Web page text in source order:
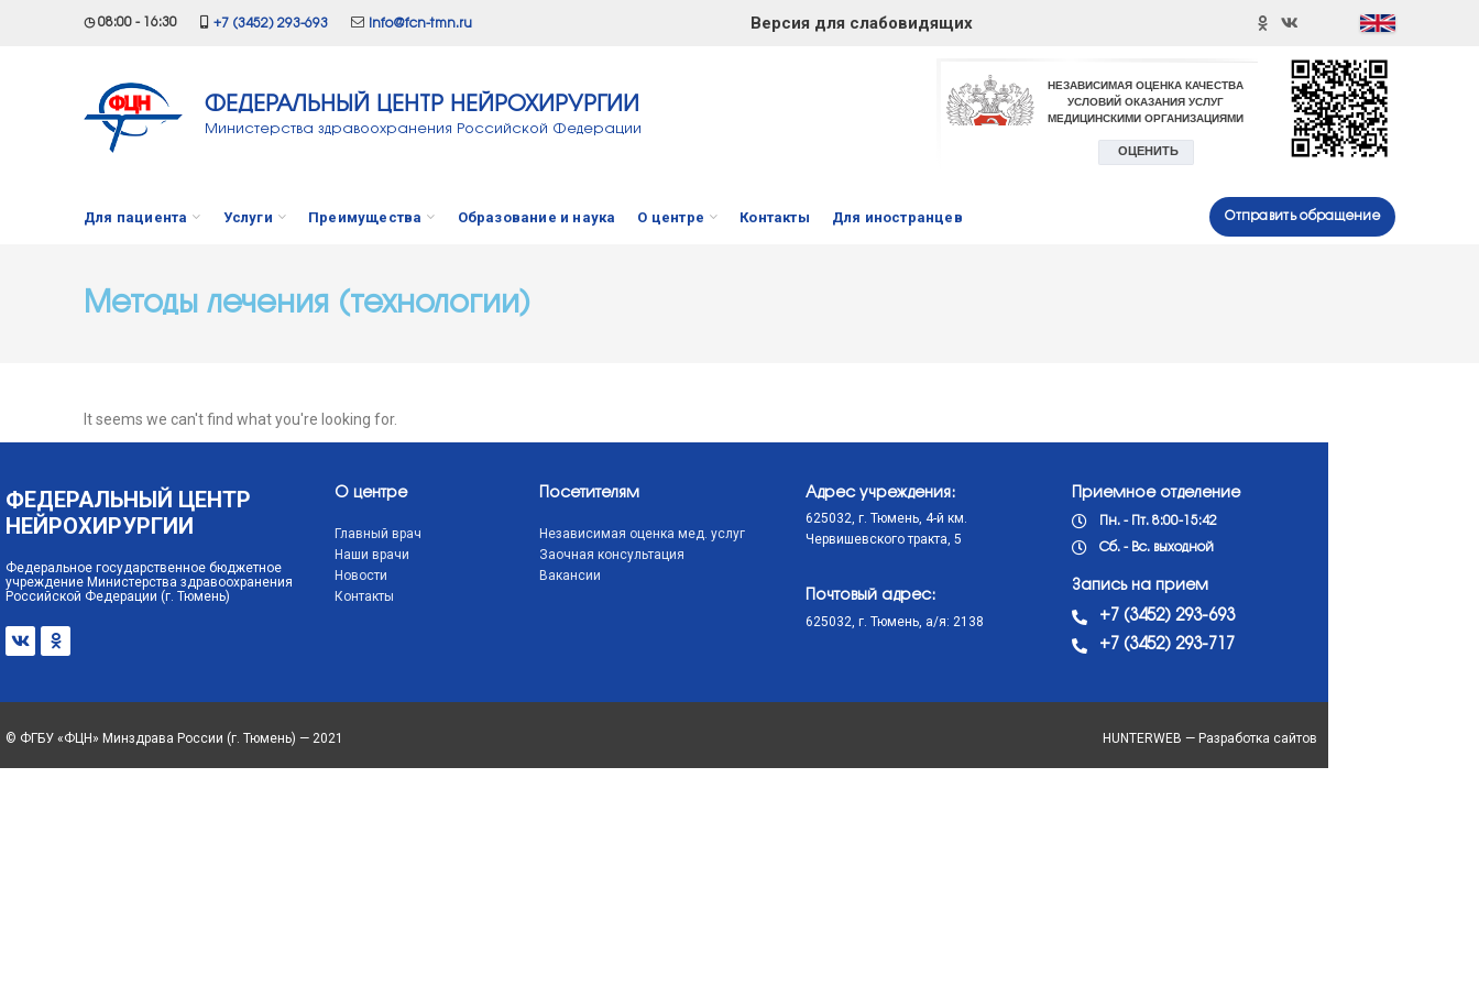
◷ 08:00 - 16:30 +7 (3452) 293-693 info@fcn-tmn.ru Версия для слабовидящих
ФЕДЕРАЛЬНЫЙ ЦЕНТР НЕЙРОХИРУРГИИ
Министерства здравоохранения Российской Федерации
Для пациента Услуги Преимущества Образование и наука О центре Контакты Для иностранцев Отправить обращение
Методы лечения (технологии)
It seems we can't find what you're looking for.
ФЕДЕРАЛЬНЫЙ ЦЕНТР
НЕЙРОХИРУРГИИ
Федеральное государственное бюджетное
учреждение Министерства здравоохранения
Российской Федерации (г. Тюмень)
О центре
Главный врач
Наши врачи
Новости
Контакты
Посетителям
Независимая оценка мед. услуг
Заочная консультация
Вакансии
Адрес учреждения:
625032, г. Тюмень, 4-й км.
Червишевского тракта, 5
Почтовый адрес:
625032, г. Тюмень, а/я: 2138
Приемное отделение
Пн. - Пт. 8:00-15:42
Сб. - Вс. выходной
Запись на прием
+7 (3452) 293-693
+7 (3452) 293-717
© ФГБУ «ФЦН» Минздрава России (г. Тюмень) — 2021 HUNTERWEB — Разработка сайтов